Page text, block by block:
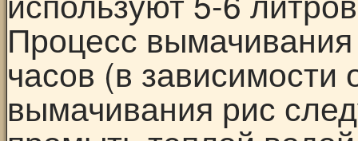
Процесс
часов (в зависимости
вымачивания рис